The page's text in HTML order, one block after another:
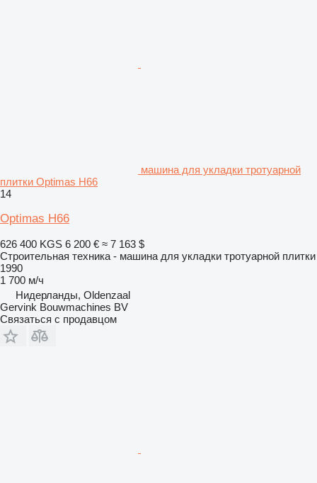
машина для укладки тротуарной
плитки Optimas H66
14
Optimas H66
626 400 KGS 6 200 € ≈ 7 163 $
Строительная техника - машина для укладки тротуарной плитки
1990
1 700 м/ч
Нидерланды, Oldenzaal
Gervink Bouwmachines BV
Связаться с продавцом